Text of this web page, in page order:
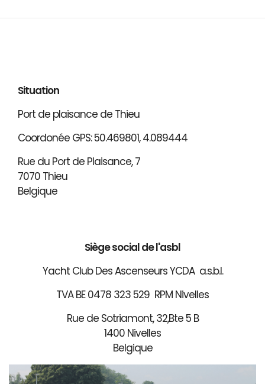
Situation
Port de plaisance de Thieu
Coordonée GPS: 50.469801, 4.089444
Rue du Port de Plaisance, 7
7070 Thieu
Belgique
Siège social de l'asbl
Yacht Club Des Ascenseurs YCDA a.s.b.l.
TVA BE 0478 323 529 RPM Nivelles
Rue de Sotriamont, 32,Bte 5 B
1400 Nivelles
Belgique